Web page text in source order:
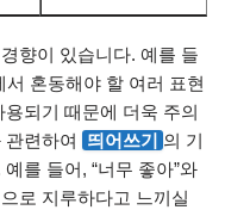
향이 있습니다. 예를 들
서 혼동해야 할 여러 표현
되기 때문에 더욱 주의
련하여
띄어쓰기 의 기
를 들어, “너무 좋아”와
로 지루하다고 느끼실